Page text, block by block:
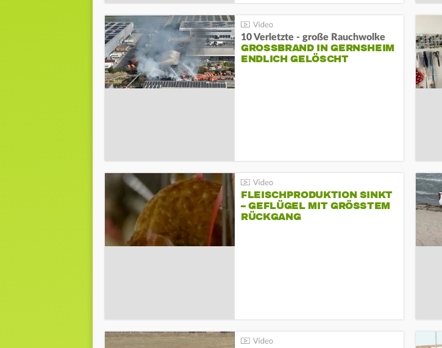
10 Verletzte - große Rauchwolke
GROSSBRAND IN GERNSHEIM E
NDLICH GELÖSCHT
FLEISCHPRODUKTION SINKT
– GEFLÜGEL MIT GRÖSSTEM R
ÜCKGANG